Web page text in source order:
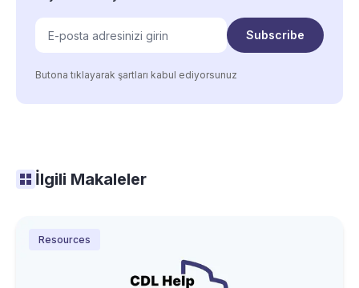
Subscribe
Butona tıklayarak şartları kabul ediyorsunuz
İlgili Makaleler
Resources